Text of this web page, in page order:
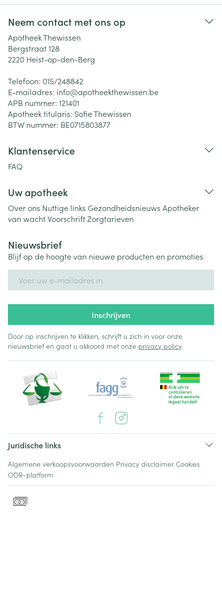
Neem contact met ons op
Apotheek Thewissen
Bergstraat 128
2220 Heist-op-den-Berg
Telefoon: 015/248842
E-mailadres: info@apotheekthewissen.be
APB nummer: 121401
Apotheek titularis: Sofie Thewissen
BTW nummer: BE0715803877
Klantenservice
FAQ
Uw apotheek
Over ons Nuttige links Gezondheidsnieuws Apotheker
van wachtVoorschriftZorgtarieven
Nieuwsbrief
Blijf op de hoogte van nieuwe producten en promoties
Inschrijven
Door op inschrijven te klikken, schrijft u zich in voor onze
nieuwsbrief en gaat u akkoord met onze privacy policy.
Juridische links
Algemene verkoopsvoorwaarden Privacy disclaimer Cookies
ODR-platform